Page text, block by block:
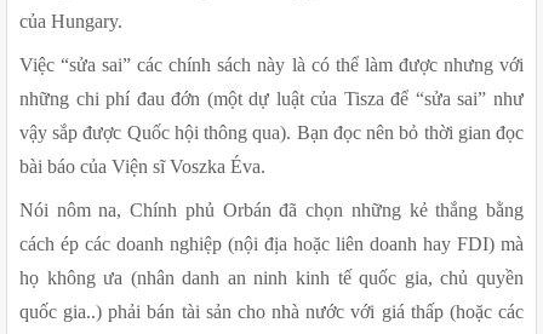
của Hungary.
Việc “sửa sai” các chính sách này là có thể làm được nhưng với
những chi phí đau đớn (một dự luật của Tisza để “sửa sai” như
vậy sắp được Quốc hội thông qua). Bạn đọc nên bỏ thời gian đọc
bài báo của Viện sĩ Voszka Éva.
Nói nôm na, Chính phủ Orbán đã chọn những kẻ thắng bằng
cách ép các doanh nghiệp (nội địa hoặc liên doanh hay FDI) mà
họ không ưa (nhân danh an ninh kinh tế quốc gia, chủ quyền
quốc gia..) phải bán tài sản cho nhà nước với giá thấp (hoặc các